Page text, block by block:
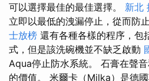
可以選擇最佳的最佳選擇。 新北
立即以最低的洩漏停止，從而防
士放榜 還有各種各樣的程序，包
式，但是該洗碗機並不缺乏啟動
Aqua停止防水系統。 石膏在聲
的價值。 米爾卡（Milka）是德